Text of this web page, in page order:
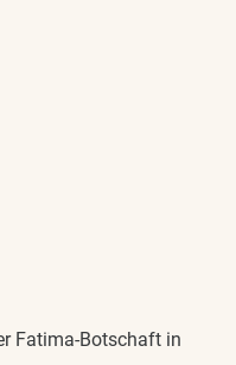
Fatima-Botschaft in